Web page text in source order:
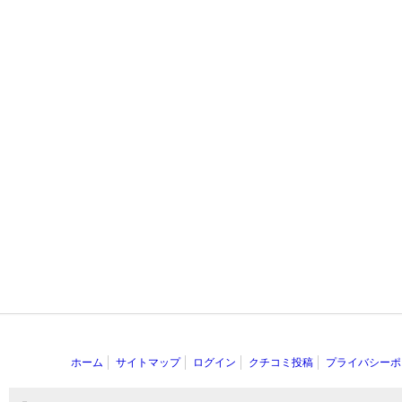
ホーム サイトマップ ログイン クチコミ投稿 プライバシー